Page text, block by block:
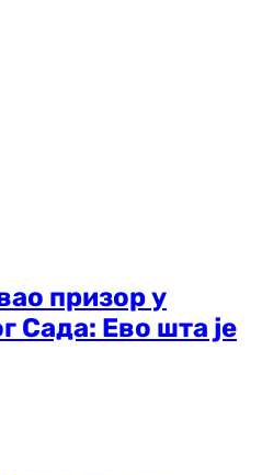
призор у
Сада: Ево шта је